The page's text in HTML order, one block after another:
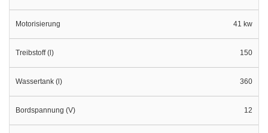
Motorisierung 41 kw
Treibstoff (l) 150
Wassertank (l) 360
Bordspannung (V) 12